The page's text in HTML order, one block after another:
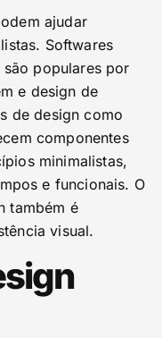
ajudar
Softwares
populares por
e design de
de design como
componentes
minimalistas,
e funcionais. O
também é
visual.